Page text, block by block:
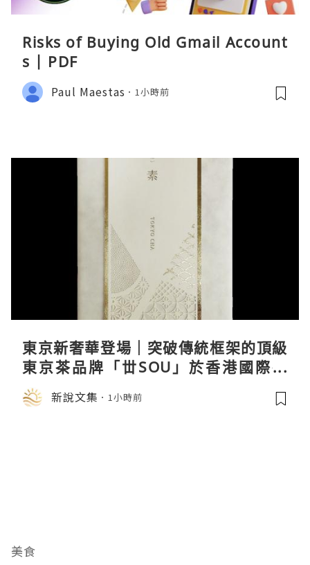
Risks of Buying Old Gmail Account
s | PDF
Paul Maestas 1小時前
東京新奢華登場｜突破傳統框架的頂級
東京茶品牌「丗SOU」於香港國際茶
展首度亮相
新說文集 1小時前
美食